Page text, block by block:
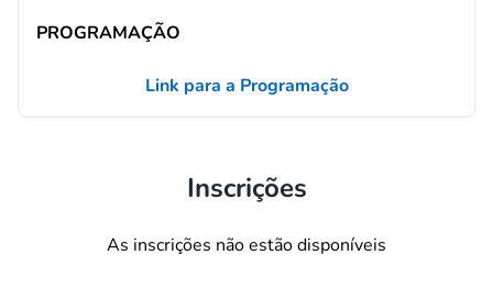
PROGRAMAÇÃO
Link para a Programação
Inscrições
As inscrições não estão disponíveis